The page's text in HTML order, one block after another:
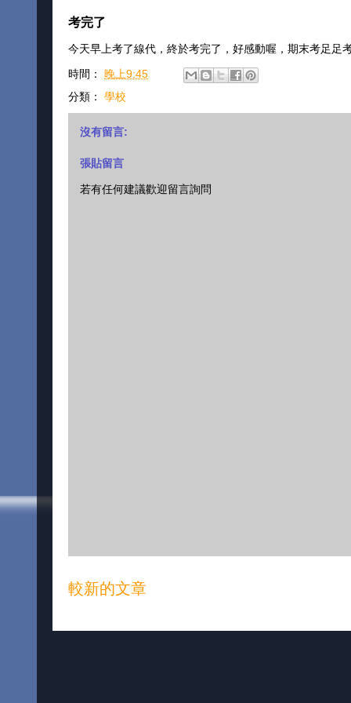
考完了
今天早上考了線代，終於考完了，好感動喔，期末考足足
時間： 晚上9:45
分類： 學校
沒有留言:
張貼留言
若有任何建議歡迎留言詢問
較新的文章